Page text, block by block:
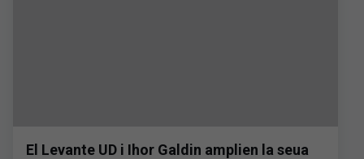
El Levante UD i Ihor Galdin amplien la seua